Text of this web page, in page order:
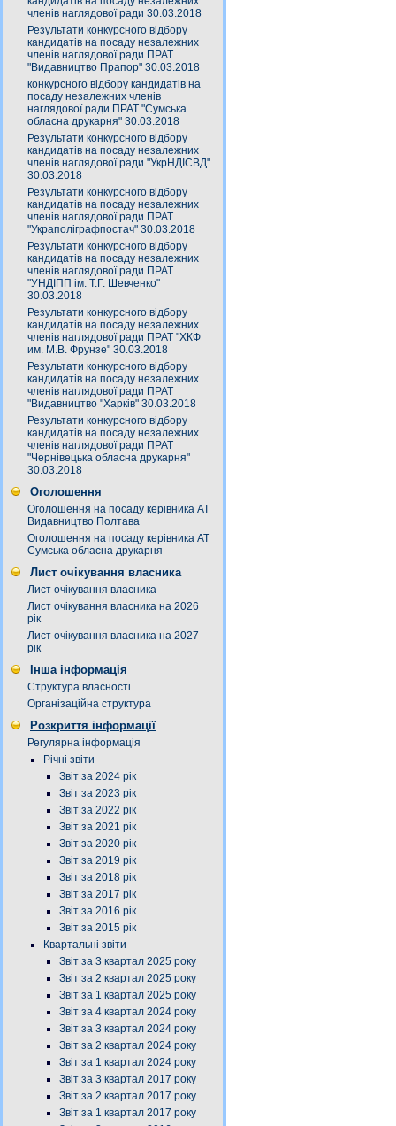
членів наглядової ради 30.03.2018
Результати конкурсного відбору
кандидатів на посаду незалежних
членів наглядової ради ПРАТ
"Видавництво Прапор" 30.03.2018
конкурсного відбору кандидатів на
посаду незалежних членів
наглядової ради ПРАТ "Сумська
обласна друкарня" 30.03.2018
Результати конкурсного відбору
кандидатів на посаду незалежних
членів наглядової ради "УкрНДІСВД"
30.03.2018
Результати конкурсного відбору
кандидатів на посаду незалежних
членів наглядової ради ПРАТ
"Украполіграфпостач" 30.03.2018
Результати конкурсного відбору
кандидатів на посаду незалежних
членів наглядової ради ПРАТ
"УНДІПП ім. Т.Г. Шевченко"
30.03.2018
Результати конкурсного відбору
кандидатів на посаду незалежних
членів наглядової ради ПРАТ "ХКФ
им. М.В. Фрунзе" 30.03.2018
Результати конкурсного відбору
кандидатів на посаду незалежних
членів наглядової ради ПРАТ
"Видавництво "Харків" 30.03.2018
Результати конкурсного відбору
кандидатів на посаду незалежних
членів наглядової ради ПРАТ
"Чернівецька обласна друкарня"
30.03.2018
Оголошення
Оголошення на посаду керівника АТ
Видавництво Полтава
Оголошення на посаду керівника АТ
Сумська обласна друкарня
Лист очікування власника
Лист очікування власника
Лист очікування власника на 2026
рік
Лист очікування власника на 2027
рік
Інша інформація
Структура власності
Організаційна структура
Розкриття інформації
Регулярна інформація
Річні звіти
Звіт за 2024 рік
Звіт за 2023 рік
Звіт за 2022 рік
Звіт за 2021 рік
Звіт за 2020 рік
Звіт за 2019 рік
Звіт за 2018 рік
Звіт за 2017 рік
Звіт за 2016 рік
Звіт за 2015 рік
Квартальні звіти
Звіт за 3 квартал 2025 року
Звіт за 2 квартал 2025 року
Звіт за 1 квартал 2025 року
Звіт за 4 квартал 2024 року
Звіт за 3 квартал 2024 року
Звіт за 2 квартал 2024 року
Звіт за 1 квартал 2024 року
Звіт за 3 квартал 2017 року
Звіт за 2 квартал 2017 року
Звіт за 1 квартал 2017 року